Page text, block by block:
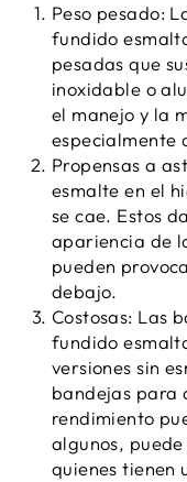
Peso pesado:
fundido
pesadas que
inoxidable o
el manejo y la
especialmente
Propensas a
esmalte en el
se cae. Estos
apariencia de
pueden
debajo.
Costosas: Las
fundido
versiones sin
bandejas para
rendimiento
algunos,
quienes tienen